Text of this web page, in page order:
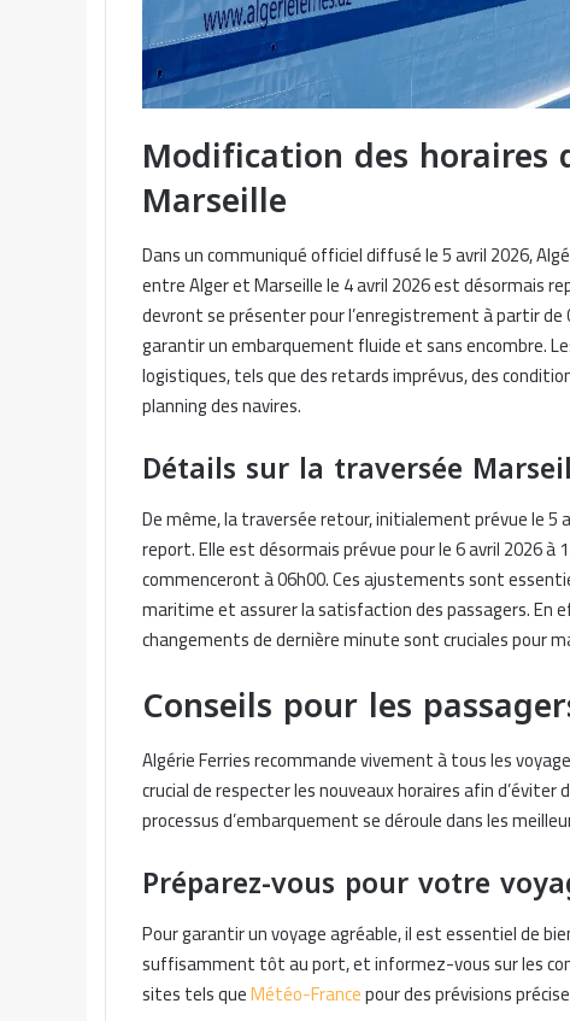
Modification des horaires
Marseille
Dans un communiqué officiel diffusé le 5 avril 2026,
entre Alger et Marseille le 4 avril 2026 est désormais
devront se présenter pour l’enregistrement à partir
garantir un embarquement fluide et sans encombre.
logistiques, tels que des retards imprévus, des
planning des navires.
Détails sur la traversée
De même, la traversée retour, initialement prévue le 5
report. Elle est désormais prévue pour le 6 avril 2026
commenceront à 06h00. Ces ajustements sont
maritime et assurer la satisfaction des passagers. En
changements de dernière minute sont cruciales pour
Conseils pour les
Algérie Ferries recommande vivement à tous les
crucial de respecter les nouveaux horaires afin
processus d’embarquement se déroule dans les
Préparez-vous pour votre
Pour garantir un voyage agréable, il est essentiel de
suffisamment tôt au port, et informez-vous sur les
sites tels queMétéo-Francepour des prévisions